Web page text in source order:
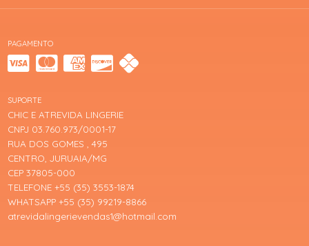
PAGAMENTO
SUPORTE
CHIC E ATREVIDA LINGERIE
CNPJ 03.760.973/0001-17
RUA DOS GOMES , 495
CENTRO, JURUAIA/MG
CEP 37805-000
TELEFONE +55 (35) 3553-1874
WHATSAPP +55 (35) 99219-8866
atrevidalingerievendas1@hotmail.com